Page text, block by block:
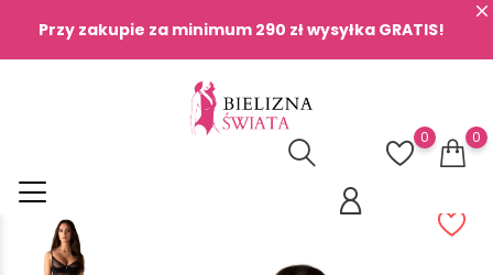
Przy zakupie za minimum 290 zł wysyłka GRATIS!
0
0